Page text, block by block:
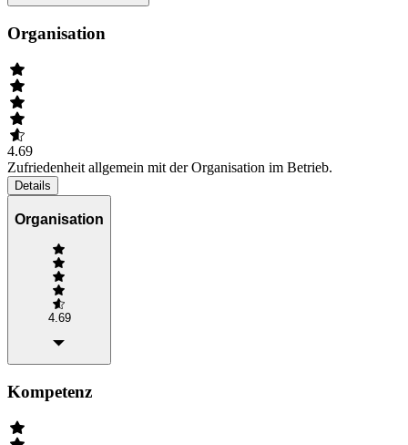
Organisation
4.69
Zufriedenheit allgemein mit der Organisation im Betrieb.
Details
Organisation
4.69
Kompetenz